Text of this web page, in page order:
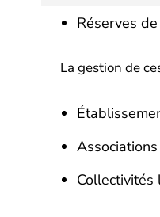
Réserves
La gestion de
Collectivités